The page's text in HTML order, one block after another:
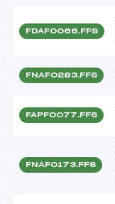
FDAF0066.FFS
FNAF0283.FFS
FAPF0077.FFS
FNAF0173.FFS